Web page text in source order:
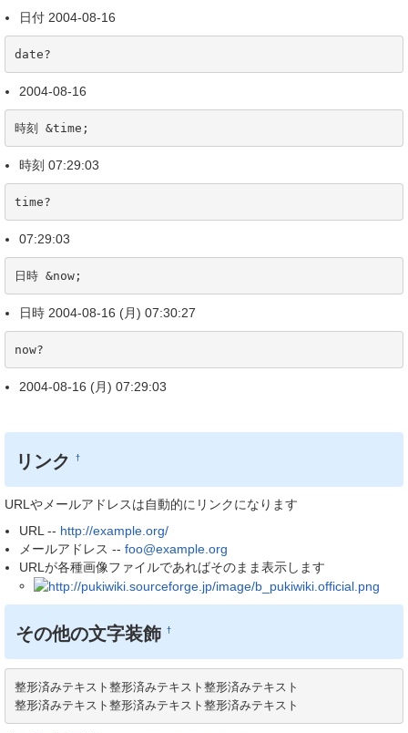
日付 2004-08-16
date?
2004-08-16
時刻 &time;
時刻 07:29:03
time?
07:29:03
日時 &now;
日時 2004-08-16 (月) 07:30:27
now?
2004-08-16 (月) 07:29:03
リンク †
URLやメールアドレスは自動的にリンクになります
URL -- http://example.org/
メールアドレス -- foo@example.org
URLが各種画像ファイルであればそのまま表示します
その他の文字装飾 †
整形済みテキスト整形済みテキスト整形済みテキスト
整形済みテキスト整形済みテキスト整形済みテキスト